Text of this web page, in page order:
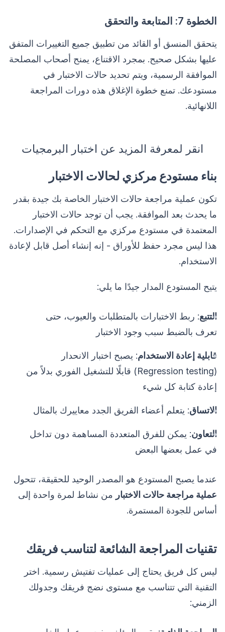
الخطوة 7: المتابعة والتحقق
يتحقق المنسق أو القائد من تطبيق جميع التغييرات المتفق
عليها بشكل صحيح. بمجرد الاقتناع، يمنح أصحاب المصلحة
الموافقة الرسمية، ويتم تحديد حالات الاختبار في
مستودعك. تمنع خطوة الإغلاق هذه دورات المراجعة
اللانهائية.
انقر لمعرفة المزيد عن اختبار البرمجيات
بناء مستودع مركزي لحالات الاختبار
تكون عملية مراجعة حالات الاختبار الخاصة بك جيدة بقدر
ما يحدث بعد الموافقة. يجب أن توجد حالات الاختبار
المعتمدة في مستودع مركزي مع التحكم في الإصدارات.
هذا ليس مجرد حفظ للأوراق - إنه إنشاء أصل قابل لإعادة
الاستخدام.
يتيح المستودع المدار جيدًا ما يلي:
التتبع: ربط الاختبارات بالمتطلبات والعيوب، حتى
تعرف بالضبط سبب وجود الاختبار
قابلية إعادة الاستخدام: يصبح اختبار الانحدار
(Regression testing) قابلًا للتشغيل الفوري بدلاً من
إعادة كتابة كل شيء
الاتساق: يتعلم أعضاء الفريق الجدد معاييرك بالمثال
التعاون: يمكن للفرق المتعددة المساهمة دون تداخل
في عمل بعضها البعض
عندما يصبح المستودع هو المصدر الوحيد للحقيقة، تتحول
عملية مراجعة حالات الاختبار من نشاط لمرة واحدة إلى
أساس للجودة المستمرة.
تقنيات المراجعة الشائعة لتناسب فريقك
ليس كل فريق يحتاج إلى عمليات تفتيش رسمية. اختر
التقنية التي تتناسب مع مستوى نضج فريقك وجدولك
الزمني: